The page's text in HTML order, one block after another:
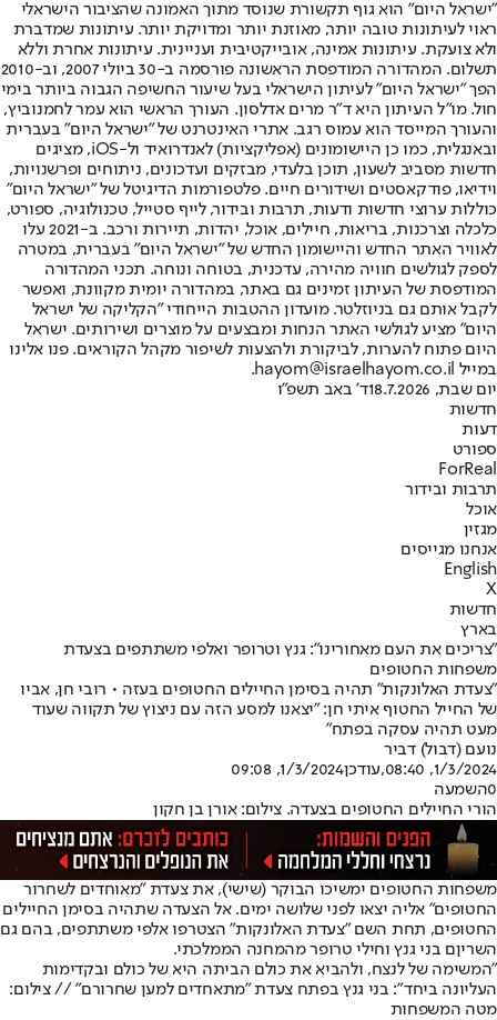
"ישראל היום" הוא גוף תקשורת שנוסד מתוך האמונה שהציבור הישראלי
ראוי לעיתונות טובה יותר, מאוזנת יותר ומדויקת יותר. עיתונות שמדברת
ולא צועקת. עיתונות אמינה, אובייקטיבית ועניינית. עיתונות אחרת וללא
תשלום. המהדורה המודפסת הראשונה פורסמה ב-30 ביולי 2007, וב-2010
הפך "ישראל היום" לעיתון הישראלי בעל שיעור החשיפה הגבוה ביותר בימי
חול. מו"ל העיתון היא ד"ר מרים אדלסון. העורך הראשי הוא עמר לחמנוביץ,
והעורך המייסד הוא עמוס רגב. אתרי האינטרנט של "ישראל היום" בעברית
ובאנגלית, כמו כן היישומונים (אפליקציות) לאנדרואיד ול-iOS, מציגים
חדשות מסביב לשעון, תוכן בלעדי, מבזקים ועדכונים, ניתוחים ופרשנויות,
וידיאו, פודקאסטים ושידורים חיים. פלטפורמות הדיגיטל של "ישראל היום"
כוללות ערוצי חדשות ודעות, תרבות ובידור, לייף סטייל, טכנולוגיה, ספורט,
כלכלה וצרכנות, בריאות, חיילים, אוכל, יהדות, תיירות ורכב. ב-2021 עלו
לאוויר האתר החדש והיישומון החדש של "ישראל היום" בעברית, במטרה
לספק לגולשים חוויה מהירה, עדכנית, בטוחה ונוחה. תכני המהדורה
המודפסת של העיתון זמינים גם באתר, במהדורה יומית מקוונת, ואפשר
לקבל אותם גם בניוזלטר. מועדון ההטבות הייחודי "הקליקה של ישראל
היום" מציע לגולשי האתר הנחות ומבצעים על מוצרים ושירותים. ישראל
היום פתוח להערות, לביקורת ולהצעות לשיפור מקהל הקוראים. פנו אלינו
במייל hayom@israelhayom.co.il.
יום שבת, 18.7.2026
ד' באב תשפ"ו
חדשות
דעות
ספורט
ForReal
תרבות ובידור
אוכל
מגזין
אנחנו מגייסים
English
X
חדשות
בארץ
"צריכים את העם מאחורינו": גנץ וטרופר ואלפי משתתפים בצעדת
משפחות החטופים
"צעדת האלונקות" תהיה בסימן החיילים החטופים בעזה • רובי חן, אביו
של החייל החטוף איתי חן: "יצאנו למסע הזה עם ניצוץ של תקווה שעוד
מעט תהיה עסקה בפתח"
נועם (דבול) דביר
1/3/2024, 08:40
,עודכן1/3/2024, 09:08
0השמעה
הורי החיילים החטופים בצעדה. צילום: אורן בן חקון
משפחות החטופים ימשיכו הבוקר (שישי), את צעדת "מאוחדים לשחרור
החטופים" אליה יצאו לפני שלושה ימים. אל הצעדה שתהיה בסימן החיילים
החטופים, תחת השם "צעדת האלונקות" הצטרפו אלפי משתתפים, בהם גם
השריןם בני גנץ וחילי טרופר מהמחנה הממלכתי.
"המשימה של לנצח, ולהביא את כולם הביתה היא של כולם ובקדימות
העליונה ביחד": בני גנץ בפתח צעדת "מתאחדים למען שחרורם" // צילום:
מטה המשפחות